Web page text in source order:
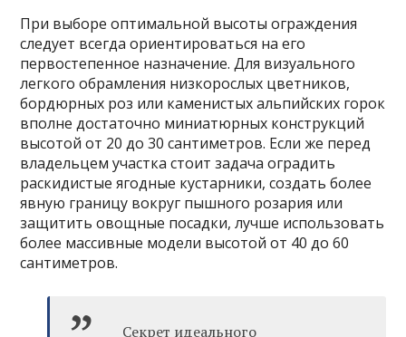
При выборе оптимальной высоты ограждения
следует всегда ориентироваться на его
первостепенное назначение. Для визуального
легкого обрамления низкорослых цветников,
бордюрных роз или каменистых альпийских горок
вполне достаточно миниатюрных конструкций
высотой от 20 до 30 сантиметров. Если же перед
владельцем участка стоит задача оградить
раскидистые ягодные кустарники, создать более
явную границу вокруг пышного розария или
защитить овощные посадки, лучше использовать
более массивные модели высотой от 40 до 60
сантиметров.
Секрет идеального